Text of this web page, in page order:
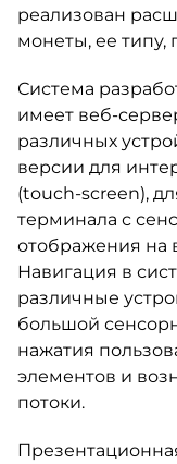
реализован
монеты, ее типу,
Система
имеет веб-
различных
версии для
(touch-screen),
терминала с
отображения на
Навигация в
различные
большой
нажатия
элементов и
потоки.